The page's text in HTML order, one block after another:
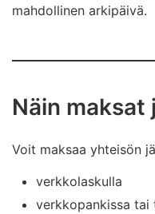
mahdollinen arkipäivä.
Näin maksat
Voit maksaa yhteisön
verkkolaskulla
verkkopankissa